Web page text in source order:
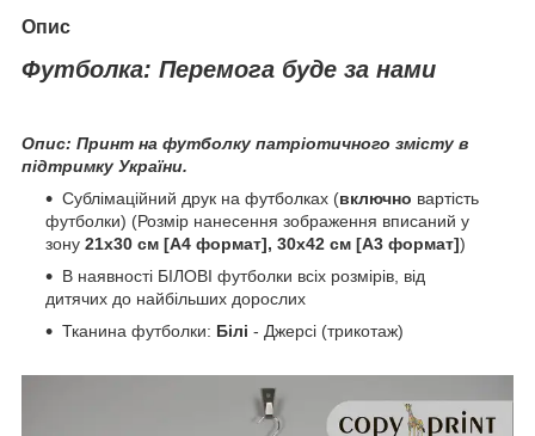
Опис
Футболка: Перемога буде за нами
Опис: Принт на футболку патріотичного змісту в
підтримку України.
Сублімаційний друк на футболках (включно вартість
футболки) (Розмір нанесення зображення вписаний у
зону 21х30 см [А4 формат], 30х42 см [А3 формат])
В наявності БІЛОВІ футболки всіх розмірів, від
дитячих до найбільших дорослих
Тканина футболки: Білі - Джерсі (трикотаж)